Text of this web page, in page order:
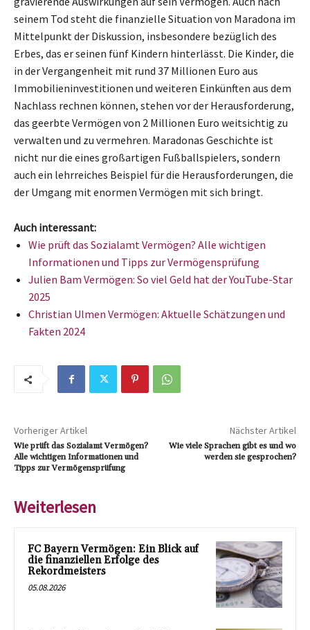
seinem Tod steht die finanzielle Situation von Maradona im
Mittelpunkt der Diskussion, insbesondere bezüglich des
Erbes, das er seinen fünf Kindern hinterlässt. Die Kinder, die
in der Vergangenheit mit rund 37 Millionen Euro aus
Immobilieninvestitionen und weiteren Einkünften aus dem
Nachlass rechnen können, stehen vor der Herausforderung,
das geerbte Vermögen von 2 Millionen Euro weitsichtig zu
verwalten und zu vermehren. Maradonas Geschichte ist
nicht nur die eines großartigen Fußballspielers, sondern
auch ein lehrreiches Beispiel für die Herausforderungen, die
der Umgang mit enormen Vermögen mit sich bringt.
Auch interessant:
Wie prüft das Sozialamt Vermögen? Alle wichtigen
Informationen und Tipps zur Vermögensprüfung
Julien Bam Vermögen: So viel Geld hat der YouTube-Star
2025
Christian Ulmen Vermögen: Aktuelle Schätzungen und
Fakten 2024
Vorheriger Artikel
Wie prüft das Sozialamt Vermögen?
Alle wichtigen Informationen und
Tipps zur Vermögensprüfung
Nächster Artikel
Wie viele Sprachen gibt es und wo
werden sie gesprochen?
Weiterlesen
FC Bayern Vermögen: Ein Blick auf
die finanziellen Erfolge des
Rekordmeisters
05.08.2026